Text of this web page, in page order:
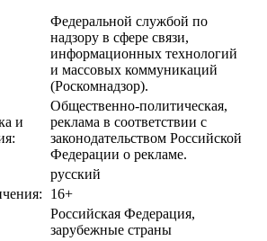
Федеральной службой по
надзору в сфере связи,
информационных технологий
и массовых коммуникаций
(Роскомнадзор).
и
Общественно-политическая,
реклама в соответствии с
законодательством Российской
Федерации о рекламе.
русский
16+
Российская Федерация,
зарубежные страны